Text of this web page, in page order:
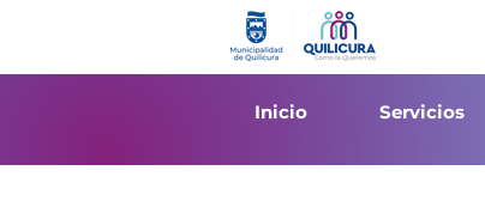
Inicio Servicios